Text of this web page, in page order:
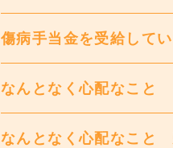
傷病手当金を受給して
なんとなく心配なこと
なんとなく心配なこと